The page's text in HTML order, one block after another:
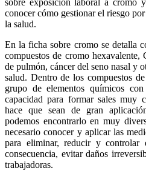
sobre exposición laboral a cromo
conocer cómo gestionar el riesgo
la salud.
En la ficha sobre cromo se detalla
compuestos de cromo
de pulmón, cáncer del seno nasal y
salud. Dentro de los compuestos
grupo de elementos químicos
capacidad para formar sales muy
hace que sean de gran
podemos encontrarlo en muy
necesario conocer y aplicar las
para eliminar, reducir y
consecuencia, evitar daños
trabajadoras.